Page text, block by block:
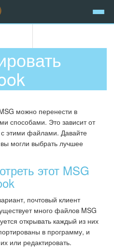
можно перенести в
способами. Это зависит от
с этими файлами. Давайте
могли выбрать лучшее
этот MSG
почтовый клиент
много файлов MSG
открывать каждый из них
в программу, и
или редактировать.